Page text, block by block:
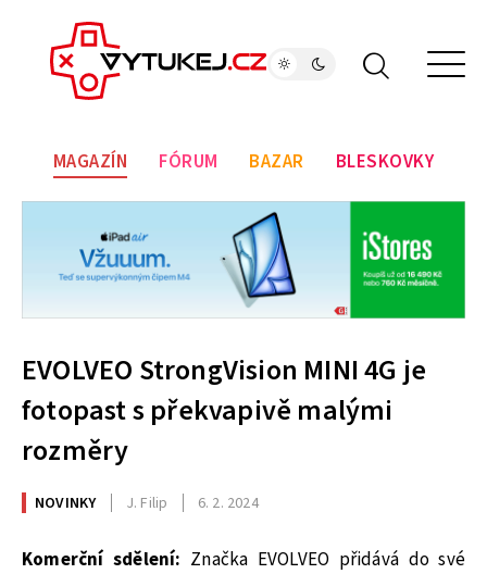
MAGAZÍN FÓRUM BAZAR BLESKOVKY
EVOLVEO StrongVision MINI 4G je
fotopast s překvapivě malými
rozměry
NOVINKY J. Filip 6. 2. 2024
Komerční sdělení: Značka EVOLVEO přidává do své